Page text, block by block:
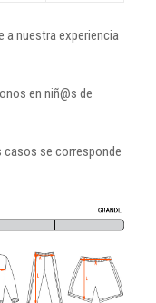
a nuestra experiencia
en niñ@s de
casos se corresponde